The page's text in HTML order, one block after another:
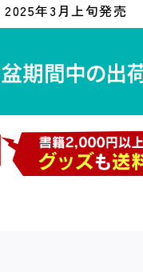
2025年3月上旬発売